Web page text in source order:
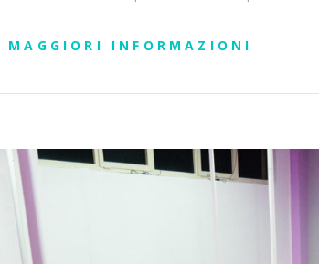
MAGGIORI INFORMAZIONI